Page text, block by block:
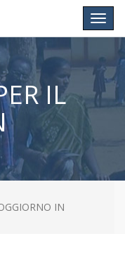
IL
IN